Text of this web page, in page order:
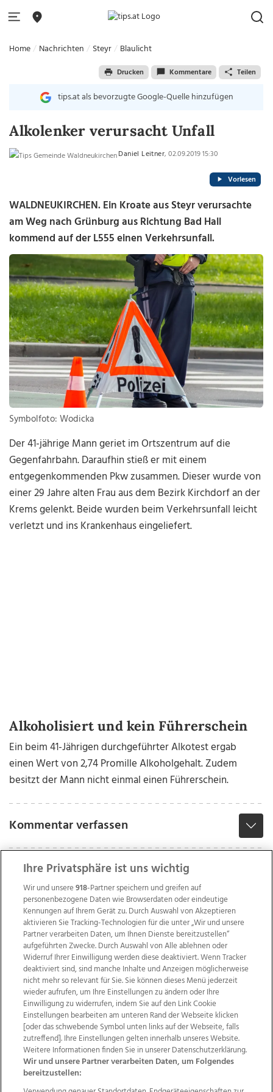
Home Nachrichten Steyr Blaulicht
Drucken Kommentare Teilen
tips.at als bevorzugte Google-Quelle hinzufügen
Alkolenker verursacht Unfall
Daniel Leitner, 02.09.2019 15:30
Vorlesen
WALDNEUKIRCHEN. Ein Kroate aus Steyr verursachte
am Weg nach Grünburg aus Richtung Bad Hall
kommend auf der L555 einen Verkehrsunfall.
Symbolfoto: Wodicka
Der 41-jährige Mann geriet im Ortszentrum auf die
Gegenfahrbahn. Daraufhin stieß er mit einem
entgegenkommenden Pkw zusammen. Dieser wurde von
einer 29 Jahre alten Frau aus dem Bezirk Kirchdorf an der
Krems gelenkt. Beide wurden beim Verkehrsunfall leicht
verletzt und ins Krankenhaus eingeliefert.
Alkoholisiert und kein Führerschein
Ein beim 41-Jährigen durchgeführter Alkotest ergab
einen Wert von 2,74 Promille Alkoholgehalt. Zudem
besitzt der Mann nicht einmal einen Führerschein.
Kommentar verfassen
Wir über uns Mediadaten Kontakt
Jobs
Datenschutz
Impressum
AGB Anzeigekunden
AGB Website
Ehrenkodex Politische Werbung
Ihre Privatsphäre ist uns wichtig
Wir und unsere918-Partner speichern und greifen auf
personenbezogene Daten wie Browserdaten oder eindeutige
Kennungen auf Ihrem Gerät zu. Durch Auswahl von Akzeptieren
aktivieren Sie Tracking-Technologien für die unter „Wir und unsere
Partner verarbeiten Daten, um Ihnen Dienste bereitzustellen“
aufgeführten Zwecke. Durch Auswahl von Alle ablehnen oder
Widerruf Ihrer Einwilligung werden diese deaktiviert. Wenn Tracker
deaktiviert sind, sind manche Inhalte und Anzeigen möglicherweise
nicht mehr so relevant für Sie. Sie können dieses Menü jederzeit
wieder aufrufen, um Ihre Einstellungen zu ändern oder Ihre
Einwilligung zu widerrufen, indem Sie auf den Link Cookie
Einstellungen bearbeiten am unteren Rand der Webseite klicken
[oder das schwebende Symbol unten links auf der Webseite, falls
zutreffend]. Ihre Einstellungen gelten innerhalb unseres Website.
Weitere Informationen finden Sie in unserer Datenschutzerklärung.
Wir und unsere Partner verarbeiten Daten, um Folgendes
bereitzustellen: